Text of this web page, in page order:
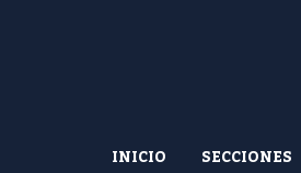
INICIO SECCIONES